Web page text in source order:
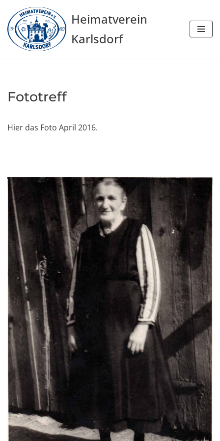
Zum
Inhalt
springen
Heimatverein
Karlsdorf
Fototreff
Hier das Foto April 2016.